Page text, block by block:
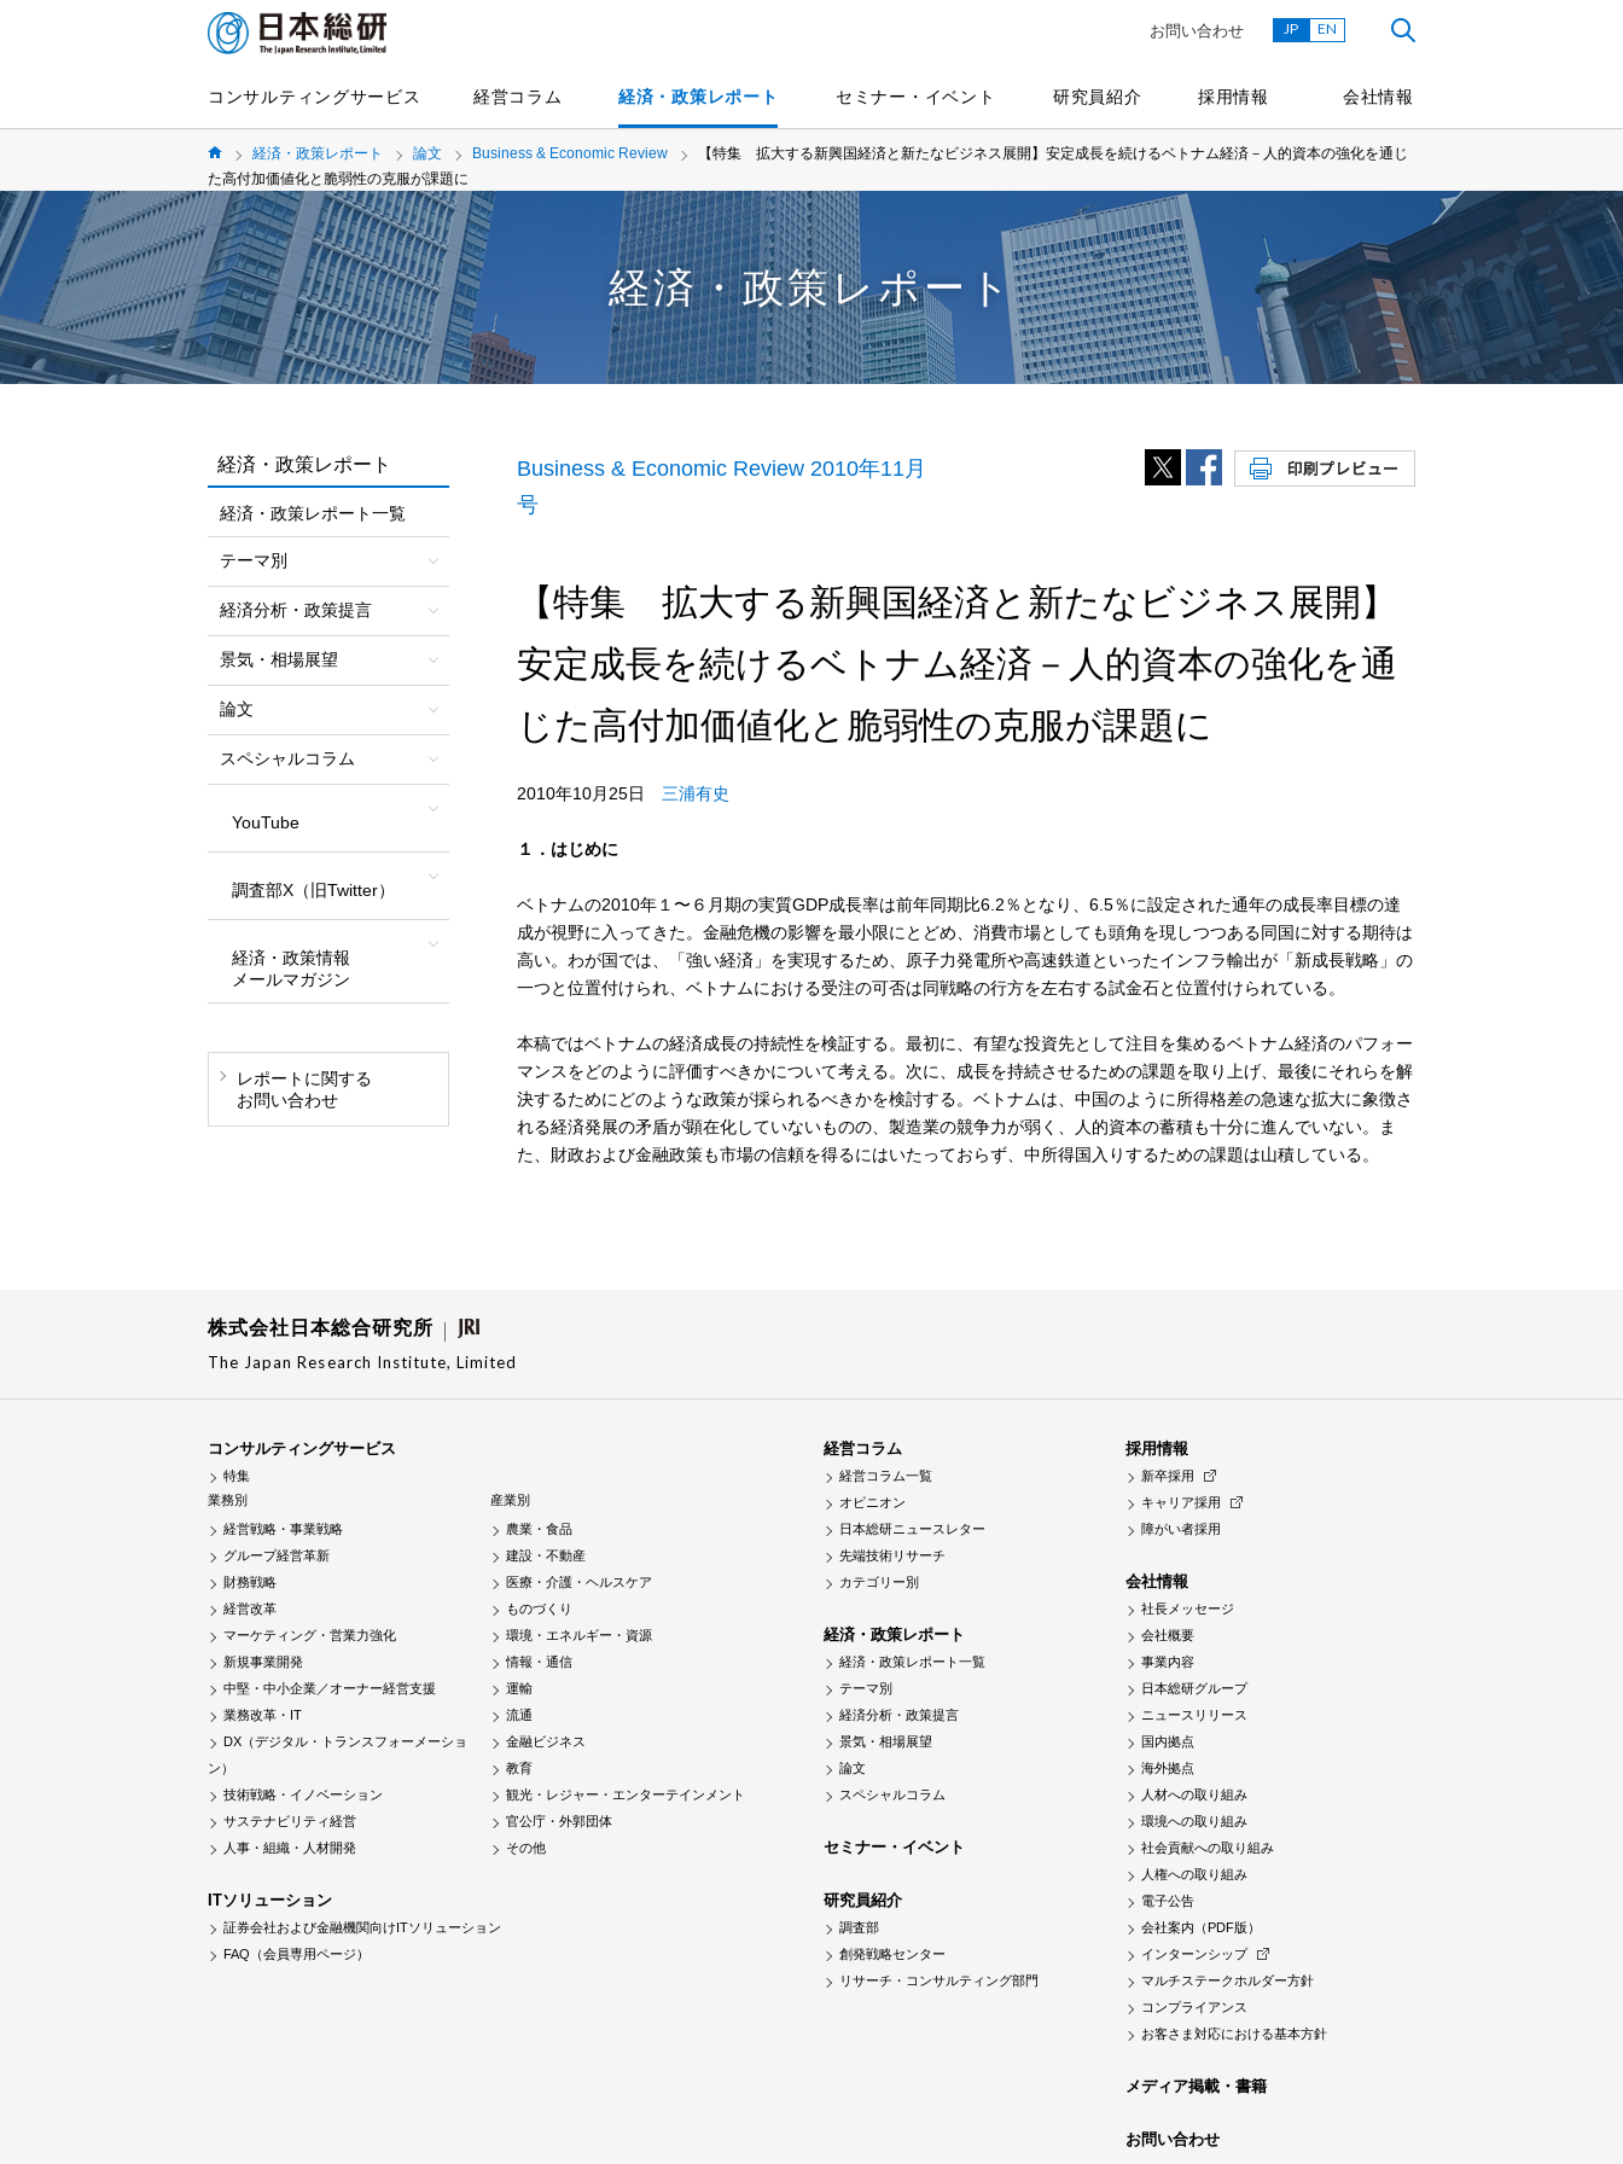
コンサルティングサービス 経営コラム 経済・政策レポート セミナー・イベント 研究員紹介 採用情報 会社情報
お問い合わせ JP EN
経済・政策レポート 論文 Business & Economic Review
【特集 拡大する新興国経済と新たなビジネス展開】安定成長を続けるベトナム経済－人的資本の強化を通じ
た高付加価値化と脆弱性の克服が課題に
経済・政策レポート
Business & Economic Review 2010年11月
号
【特集 拡大する新興国経済と新たなビジネス展開】
安定成長を続けるベトナム経済－人的資本の強化を通
じた高付加価値化と脆弱性の克服が課題に
2010年10月25日 三浦有史
１．はじめに
ベトナムの2010年１〜６月期の実質GDP成長率は前年同期比6.2％となり、6.5％に設定された通年の成長率目標の達
成が視野に入ってきた。金融危機の影響を最小限にとどめ、消費市場としても頭角を現しつつある同国に対する期待は
高い。わが国では、「強い経済」を実現するため、原子力発電所や高速鉄道といったインフラ輸出が「新成長戦略」の
一つと位置付けられ、ベトナムにおける受注の可否は同戦略の行方を左右する試金石と位置付けられている。
本稿ではベトナムの経済成長の持続性を検証する。最初に、有望な投資先として注目を集めるベトナム経済のパフォー
マンスをどのように評価すべきかについて考える。次に、成長を持続させるための課題を取り上げ、最後にそれらを解
決するためにどのような政策が採られるべきかを検討する。ベトナムは、中国のように所得格差の急速な拡大に象徴さ
れる経済発展の矛盾が顕在化していないものの、製造業の競争力が弱く、人的資本の蓄積も十分に進んでいない。ま
た、財政および金融政策も市場の信頼を得るにはいたっておらず、中所得国入りするための課題は山積している。
経済・政策レポート
経済・政策レポート一覧
テーマ別
経済分析・政策提言
景気・相場展望
論文
スペシャルコラム
YouTube
調査部X（旧Twitter）
経済・政策情報
メールマガジン
レポートに関する
お問い合わせ
株式会社日本総合研究所
The Japan Research Institute, Limited
コンサルティングサービス
特集
業務別
経営戦略・事業戦略
グループ経営革新
財務戦略
経営改革
マーケティング・営業力強化
新規事業開発
中堅・中小企業／オーナー経営支援
業務改革・IT
DX（デジタル・トランスフォーメーショ
ン）
技術戦略・イノベーション
サステナビリティ経営
人事・組織・人材開発
産業別
農業・食品
建設・不動産
医療・介護・ヘルスケア
ものづくり
環境・エネルギー・資源
情報・通信
運輸
流通
金融ビジネス
教育
観光・レジャー・エンターテインメント
官公庁・外郭団体
その他
ITソリューション
証券会社および金融機関向けITソリューション
FAQ（会員専用ページ）
経営コラム
経営コラム一覧
オピニオン
日本総研ニュースレター
先端技術リサーチ
カテゴリー別
経済・政策レポート
経済・政策レポート一覧
テーマ別
経済分析・政策提言
景気・相場展望
論文
スペシャルコラム
セミナー・イベント
研究員紹介
調査部
創発戦略センター
リサーチ・コンサルティング部門
採用情報
新卒採用
キャリア採用
障がい者採用
会社情報
社長メッセージ
会社概要
事業内容
日本総研グループ
ニュースリリース
国内拠点
海外拠点
人材への取り組み
環境への取り組み
社会貢献への取り組み
人権への取り組み
電子公告
会社案内（PDF版）
インターンシップ
マルチステークホルダー方針
コンプライアンス
お客さま対応における基本方針
メディア掲載・書籍
お問い合わせ